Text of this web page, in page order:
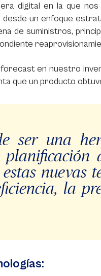
digital en la que
un enfoque
de suministros,
en nuestro
que un producto
ser una
nuevas
la